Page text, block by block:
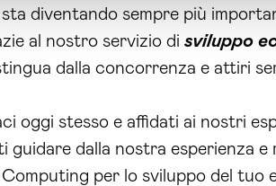
diventando sempre più
al nostro servizio di sviluppo
dalla concorrenza e attiri
oggi stesso e affidati ai nostri
guidare dalla nostra esperienza
per lo sviluppo del tuo